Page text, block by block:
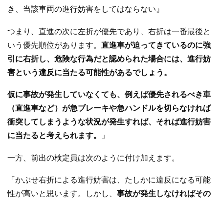
き、当該車両の進行妨害をしてはならない』
つまり、直進の次に左折が優先であり、右折は一番最後と
いう優先順位があります。 直進車が迫ってきているのに強
引に右折し、危険な行為だと認められた場合には、進行妨
害という違反に当たる可能性があるでしょう。
仮に事故が発生していなくても、例えば優先されるべき車
（直進車など）が急ブレーキや急ハンドルを切らなければ
衝突してしまうような状況が発生すれば、それば進行妨害
に当たると考えられます。
」
一方、前出の検定員は次のように付け加えます。
「かぶせ右折による進行妨害は、たしかに違反になる可能
性が高いと思います。しかし、 事故が発生しなければその